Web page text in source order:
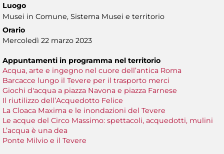
Luogo
Musei in Comune, Sistema Musei e territorio
Orario
Mercoledì 22 marzo 2023
Appuntamenti in programma nel territorio
Acqua, arte e ingegno nel cuore dell’antica Roma
Barcacce lungo il Tevere per il trasporto merci
Giochi d'acqua a piazza Navona e piazza Farnese
Il riutilizzo dell’Acquedotto Felice
La Cloaca Maxima e le inondazioni del Tevere
Le acque del Circo Massimo: spettacoli, acquedotti, mulini
L’acqua è una dea
Ponte Milvio e il Tevere